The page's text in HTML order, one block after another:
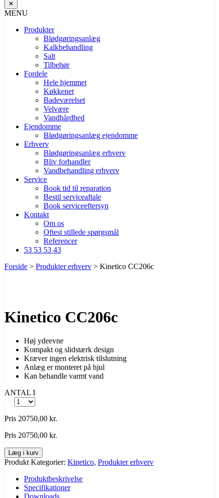
✕
MENU
Produkter
Blødgøringsanlæg
Kalkbehandling
Salt
Tilbehør
Fordele
Hele hjemmet
Køkkenet
Badeværelset
Velvære
Vandhårdhed
Ejendomme
Blødgøringsanlæg ejendomme
Erhverv
Blødgøringsanlæg erhverv
Bliv forhandler
Vandbehandling erhverv
Service
Book tid til reparation
Bestil serviceaftale
Book serviceeftersyn
Kontakt
Om os
Oftest stillede spørgsmål
Referencer
53 53 53 43
Forside > Produkter erhverv > Kinetico CC206c
Kinetico CC206c
Høj ydeevne
Kompakt og slidstærk design
Kræver ingen elektrisk tilslutning
Anlæg er monteret på hjul
Kan behandle varmt vand
ANTAL I
Pris 20750,00 kr.
Pris 20750,00 kr.
Læg i kurv
Produkt Kategorier: Kinetico, Produkter erhverv
Produktbeskrivelse
Specifikationer